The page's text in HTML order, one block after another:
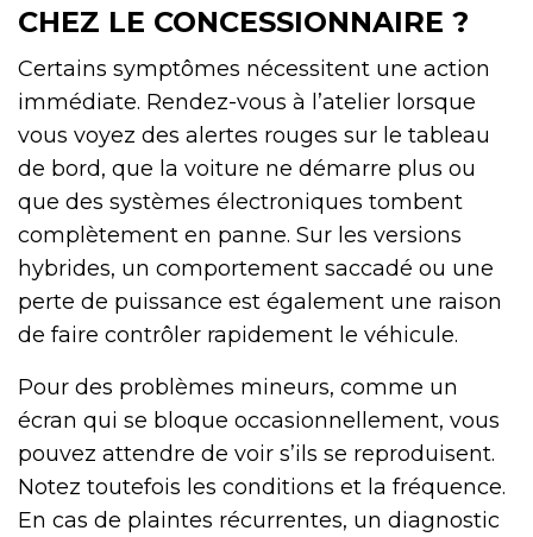
CHEZ LE CONCESSIONNAIRE ?
Certains symptômes nécessitent une action
immédiate. Rendez-vous à l’atelier lorsque
vous voyez des alertes rouges sur le tableau
de bord, que la voiture ne démarre plus ou
que des systèmes électroniques tombent
complètement en panne. Sur les versions
hybrides, un comportement saccadé ou une
perte de puissance est également une raison
de faire contrôler rapidement le véhicule.
Pour des problèmes mineurs, comme un
écran qui se bloque occasionnellement, vous
pouvez attendre de voir s’ils se reproduisent.
Notez toutefois les conditions et la fréquence.
En cas de plaintes récurrentes, un diagnostic